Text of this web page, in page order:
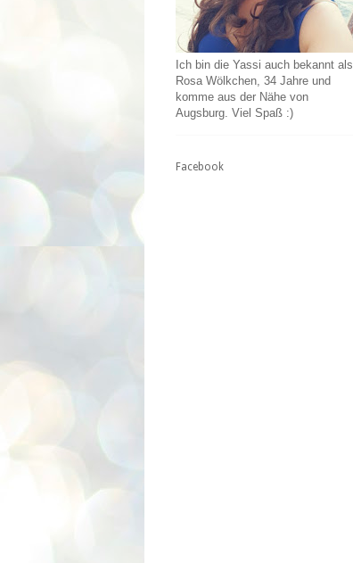
Ich bin die Yassi auch bekannt als
Rosa Wölkchen, 34 Jahre und
komme aus der Nähe von
Augsburg. Viel Spaß :)
Facebook